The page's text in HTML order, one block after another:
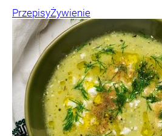
PrzepisyŻywienie